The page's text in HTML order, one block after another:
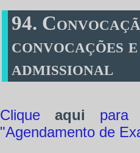
94.
convocações
admissional
Clique aqui para
"Agendamento de